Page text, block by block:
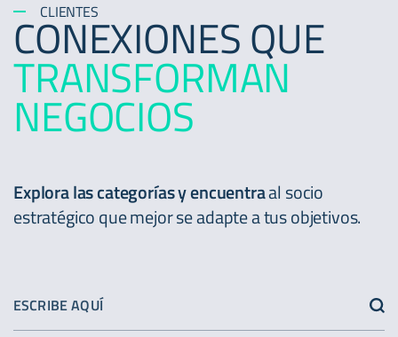
CLIENTES
CONEXIONES QUE
TRANSFORMAN
NEGOCIOS
Explora las categorías y encuentraal socio
estratégico que mejor se adapte a tus objetivos.